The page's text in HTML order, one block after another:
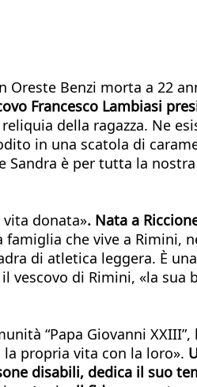
Oreste Benzi morta a 22
Francesco Lambiasi
della ragazza. Ne
in una scatola di
è per tutta la
donata». Nata a
che vive a Rimini,
di atletica leggera. È
vescovo di Rimini, «la sua
“Papa Giovanni
propria vita con la loro».
disabili, dedica il suo